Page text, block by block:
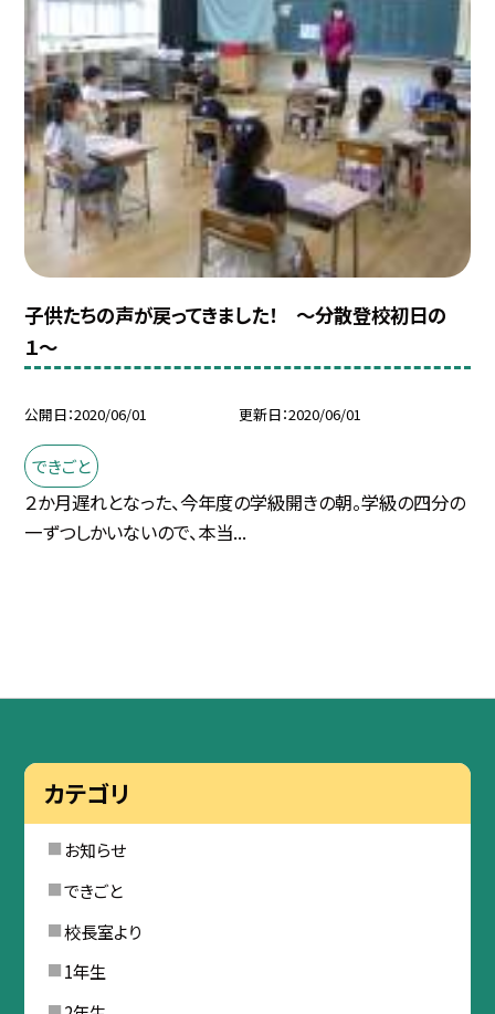
子供たちの声が戻ってきました！ 〜分散登校初日の
１〜
公開日 2020/06/01 更新日 2020/06/01
できごと
２か月遅れとなった、今年度の学級開きの朝。学級の四分の
一ずつしかいないので、本当...
カテゴリ
お知らせ
できごと
校長室より
1年生